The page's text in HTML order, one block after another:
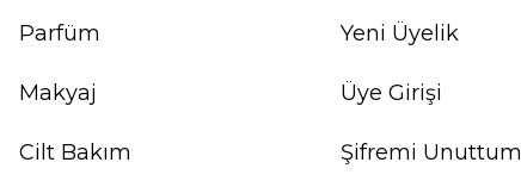
Parfüm
Makyaj
Cilt Bakım
Yeni Üyelik
Üye Girişi
Şifremi Unuttum